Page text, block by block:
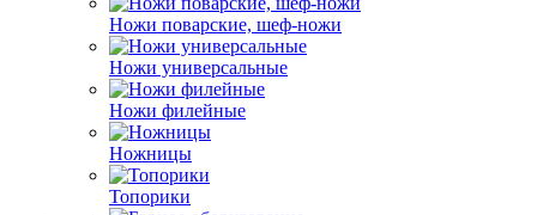
Ножи поварские, шеф-ножи
Ножи универсальные
Ножи филейные
Ножницы
Топорики